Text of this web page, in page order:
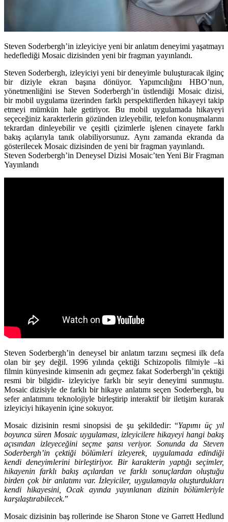
Steven Soderbergh’in izleyiciye yeni bir anlatım deneyimi yaşatmayı
hedeflediği Mosaic dizisinden yeni bir fragman yayınlandı.
Steven Soderbergh, izleyiciyi yeni bir deneyimle buluşturacak ilginç
bir diziyle ekran başına dönüyor. Yapımcılığını HBO’nun,
yönetmenliğini ise Steven Soderbergh’in üstlendiği Mosaicdizisi,
bir mobil uygulama üzerinden farklı perspektiflerden hikayeyi takip
etmeyi mümkün hale getiriyor. Bu mobil uygulamada hikayeyi
seçeceğiniz karakterlerin gözünden izleyebilir, telefon konuşmalarını
tekrardan dinleyebilir ve çeşitli çizimlerle işlenen cinayete farklı
bakış açılarıyla tanık olabiliyorsunuz. Aynı zamanda ekranda da
gösterilecek Mosaic dizisinden de yeni bir fragman yayınlandı.
Steven Soderbergh’in Deneysel Dizisi Mosaic’ten Yeni Bir Fragman
Yayınlandı
Steven Soderbergh’in deneysel bir anlatım tarzını seçmesi ilk defa
olan bir şey değil. 1996 yılında çektiği Schizopolisfilmiyle –ki
filmin künyesinde kimsenin adı geçmez fakat Soderbergh’in çektiği
resmi bir bilgidir- izleyiciye farklı bir seyir deneyimi sunmuştu.
Mosaic dizisiyle de farklı bir hikaye anlatımı seçen Soderbergh, bu
sefer anlatımını teknolojiyle birleştirip interaktif bir iletişim kurarak
izleyiciyi hikayenin içine sokuyor.
Mosaic dizisinin resmi sinopsisi de şu şekildedir: “Yapımı üç yıl
boyunca süren Mosaic uygulaması, izleyicilere hikayeyi hangi bakış
açısından izleyeceğini seçme şansı veriyor. Sonunda da Steven
Soderbergh’in çektiği bölümleri izleyerek, uygulamada edindiği
kendi deneyimlerini birleştiriyor. Bir karakterin yaptığı seçimler,
hikayenin farklı bakış açılardan ve farklı sonuçlardan oluştuğu
birden çok bir anlatımı var. İzleyiciler, uygulamayla oluşturdukları
kendi hikayesini, Ocak ayında yayınlanan dizinin bölümleriyle
karşılaştırabilecek.”
Mosaic dizisinin baş rollerinde ise Sharon Stoneve Garrett Hedlund